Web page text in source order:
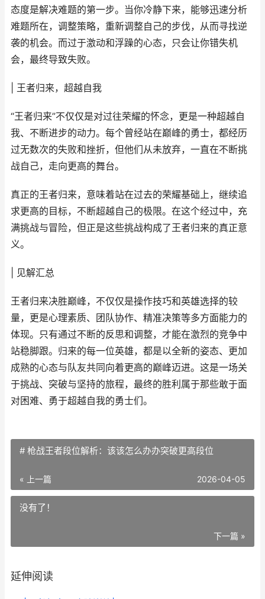
态度是解决难题的第一步。当你冷静下来，能够迅速分析
难题所在，调整策略，重新调整自己的步伐，从而寻找逆
袭的机会。而过于激动和浮躁的心态，只会让你错失机
会，最终导致失败。
| 王者归来，超越自我
“王者归来”不仅仅是对过往荣耀的怀念，更是一种超越自
我、不断进步的动力。每个曾经站在巅峰的勇士，都经历
过无数次的失败和挫折，但他们从未放弃，一直在不断挑
战自己，走向更高的舞台。
真正的王者归来，意味着站在过去的荣耀基础上，继续追
求更高的目标，不断超越自己的极限。在这个经过中，充
满挑战与冒险，但正是这些挑战构成了王者归来的真正意
义。
| 见解汇总
王者归来决胜巅峰，不仅仅是操作技巧和英雄选择的较
量，更是心理素质、团队协作、精准决策等多方面能力的
体现。只有通过不断的反思和调整，才能在激烈的竞争中
站稳脚跟。归来的每一位英雄，都是以全新的姿态、更加
成熟的心态与队友共同向着更高的巅峰迈进。这是一场关
于挑战、突破与坚持的旅程，最终的胜利属于那些敢于面
对困难、勇于超越自我的勇士们。
# 枪战王者段位解析：该该怎么办办突破更高段位
« 上一篇 2026-04-05
没有了！
下一篇 »
延伸阅读